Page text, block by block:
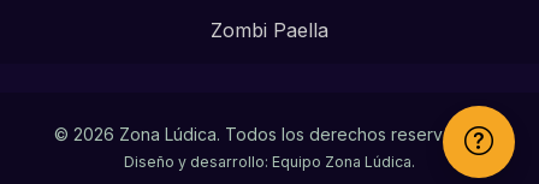
Zombi Paella
© 2026 Zona Lúdica. Todos los derechos reservados.
Diseño y desarrollo: Equipo Zona Lúdica.